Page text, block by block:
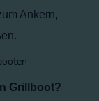
Ankern,
Grillboot?